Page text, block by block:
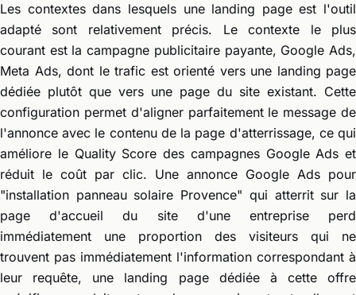
Les contextes dans lesquels une landing page est l'outil
adapté sont relativement précis. Le contexte le plus
courant est la campagne publicitaire payante, Google Ads,
Meta Ads, dont le trafic est orienté vers une landing page
dédiée plutôt que vers une page du site existant. Cette
configuration permet d'aligner parfaitement le message de
l'annonce avec le contenu de la page d'atterrissage, ce qui
améliore le Quality Score des campagnes Google Ads et
réduit le coût par clic. Une annonce Google Ads pour
"installation panneau solaire Provence" qui atterrit sur la
page d'accueil du site d'une entreprise perd
immédiatement une proportion des visiteurs qui ne
trouvent pas immédiatement l'information correspondant à
leur requête, une landing page dédiée à cette offre